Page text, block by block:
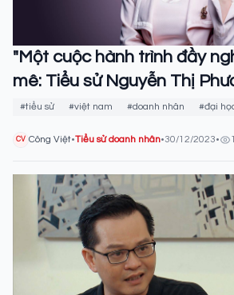
"Một cuộc hành trình đầy
mê: Tiểu sử Nguyễn Thị
#tiểu sử #việt nam #doanh nhân #đại
CV Công Việt•Tiểu sử doanh nhân•30/12/2023•